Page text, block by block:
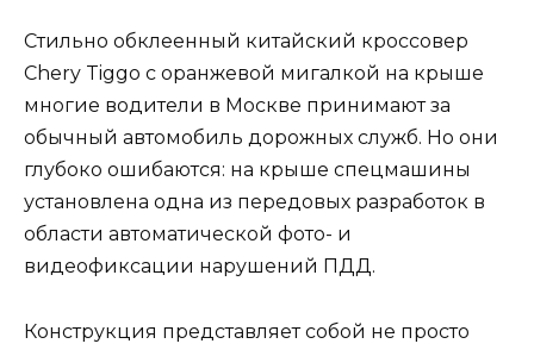
Стильно обклеенный китайский кроссовер
Chery Tiggo с оранжевой мигалкой на крыше
многие водители в Москве принимают за
обычный автомобиль дорожных служб. Но они
глубоко ошибаются: на крыше спецмашины
установлена одна из передовых разработок в
области автоматической фото- и
видеофиксации нарушений ПДД.
Конструкция представляет собой не просто